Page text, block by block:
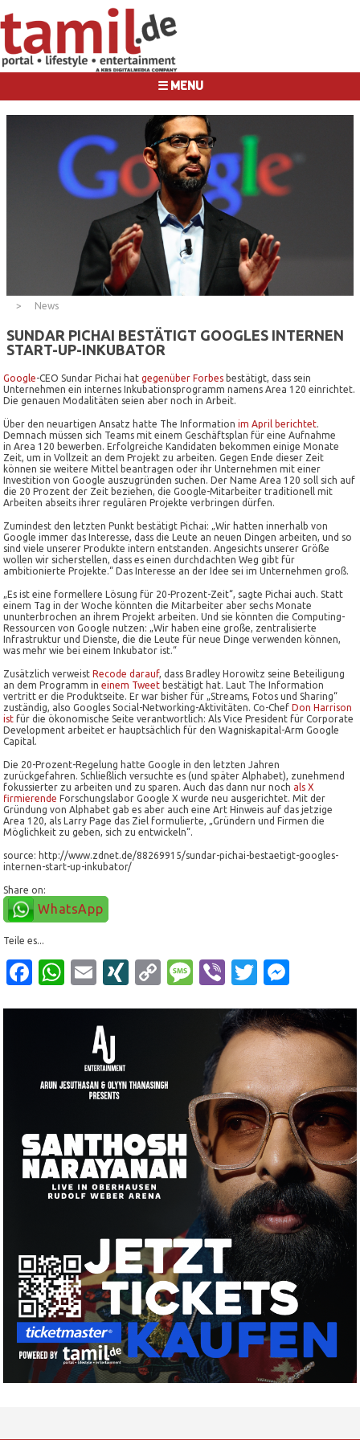
☰ MENU
News
SUNDAR PICHAI BESTÄTIGT GOOGLES INTERNEN
START-UP-INKUBATOR
Google-CEO Sundar Pichai hatgegenüber Forbes bestätigt, dass sein
Unternehmen ein internes Inkubationsprogramm namens Area 120 einrichtet.
Die genauen Modalitäten seien aber noch in Arbeit.
Über den neuartigen Ansatz hatte The Informationim April berichtet.
Demnach müssen sich Teams mit einem Geschäftsplan für eine Aufnahme
in Area 120 bewerben. Erfolgreiche Kandidaten bekommen einige Monate
Zeit, um in Vollzeit an dem Projekt zu arbeiten. Gegen Ende dieser Zeit
können sie weitere Mittel beantragen oder ihr Unternehmen mit einer
Investition von Google auszugründen suchen. Der Name Area 120 soll sich auf
die 20 Prozent der Zeit beziehen, die Google-Mitarbeiter traditionell mit
Arbeiten abseits ihrer regulären Projekte verbringen dürfen.
Zumindest den letzten Punkt bestätigt Pichai: „Wir hatten innerhalb von
Google immer das Interesse, dass die Leute an neuen Dingen arbeiten, und so
sind viele unserer Produkte intern entstanden. Angesichts unserer Größe
wollen wir sicherstellen, dass es einen durchdachten Weg gibt für
ambitionierte Projekte.“ Das Interesse an der Idee sei im Unternehmen groß.
„Es ist eine formellere Lösung für 20-Prozent-Zeit“, sagte Pichai auch. Statt
einem Tag in der Woche könnten die Mitarbeiter aber sechs Monate
ununterbrochen an ihrem Projekt arbeiten. Und sie könnten die Computing-
Ressourcen von Google nutzen: „Wir haben eine große, zentralisierte
Infrastruktur und Dienste, die die Leute für neue Dinge verwenden können,
was mehr wie bei einem Inkubator ist.“
Zusätzlich verweistRecode darauf, dass Bradley Horowitz seine Beteiligung
an dem Programm ineinem Tweet bestätigt hat. Laut The Information
vertritt er die Produktseite. Er war bisher für „Streams, Fotos und Sharing“
zuständig, also Googles Social-Networking-Aktivitäten. Co-ChefDon Harrison
ist für die ökonomische Seite verantwortlich: Als Vice President für Corporate
Development arbeitet er hauptsächlich für den Wagniskapital-Arm Google
Capital.
Die 20-Prozent-Regelung hatte Google in den letzten Jahren
zurückgefahren. Schließlich versuchte es (und später Alphabet), zunehmend
fokussierter zu arbeiten und zu sparen. Auch das dann nur noch als X
firmierende Forschungslabor Google X wurde neu ausgerichtet. Mit der
Gründung von Alphabet gab es aber auch eine Art Hinweis auf das jetzige
Area 120, als Larry Page das Ziel formulierte, „Gründern und Firmen die
Möglichkeit zu geben, sich zu entwickeln“.
source: http://www.zdnet.de/88269915/sundar-pichai-bestaetigt-googles-
internen-start-up-inkubator/
Share on:
WhatsApp
Teile es...
Facebook
WhatsApp
EmailXINGCopyMessage
ViberTwitter